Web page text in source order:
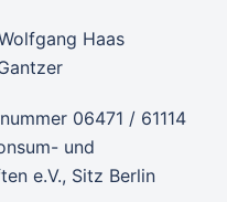
Haas
06471 / 61114
und
e.V., Sitz Berlin